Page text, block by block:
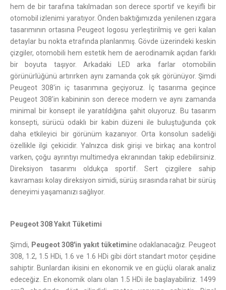
hem de bir tarafına takılmadan son derece sportif ve keyifli bir
otomobil izlenimi yaratıyor. Önden baktığımızda yenilenen ızgara
tasarımının ortasına Peugeot logosu yerleştirilmiş ve geri kalan
detaylar bu nokta etrafında planlanmış. Gövde üzerindeki keskin
çizgiler, otomobili hem estetik hem de aerodinamik açıdan farklı
bir boyuta taşıyor. Arkadaki LED arka farlar otomobilin
görünürlüğünü artırırken aynı zamanda çok şık görünüyor. Şimdi
Peugeot 308'in iç tasarımına geçiyoruz. İç tasarıma geçince
Peugeot 308'in kabininin son derece modern ve aynı zamanda
minimal bir konsept ile yaratıldığına şahit oluyoruz. Bu tasarım
konsepti, sürücü odaklı bir kabin düzeni ile buluştuğunda çok
daha etkileyici bir görünüm kazanıyor. Orta konsolun sadeliği
özellikle ilgi çekicidir. Yalnızca disk girişi ve birkaç ana kontrol
varken, çoğu ayrıntıyı multimedya ekranından takip edebilirsiniz.
Direksiyon tasarımı oldukça sportif. Sert çizgilere sahip
kavraması kolay direksiyon simidi, sürüş sırasında rahat bir sürüş
deneyimi yaşamanızı sağlıyor.
Peugeot 308 Yakıt Tüketimi
Şimdi, Peugeot 308'in yakıt tüketimine odaklanacağız. Peugeot
308, 1.2, 1.5 HDi, 1.6 ve 1.6 HDi gibi dört standart motor çeşidine
sahiptir. Bunlardan ikisini en ekonomik ve en güçlü olarak analiz
edeceğiz. En ekonomik olanı olan 1.5 HDi ile başlayabiliriz. 1499